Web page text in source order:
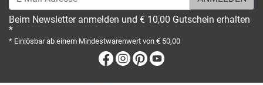
Beim Newsletter anmelden und € 10,00 Gutschein erhalten
*
* Einlösbar ab einem Mindestwarenwert von € 50,00
Facebook
Instagram
Pinterest